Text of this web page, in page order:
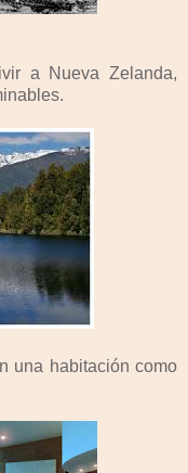
a Nueva Zelanda,
una habitación como